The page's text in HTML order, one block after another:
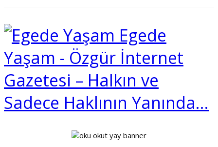
Egede
Yaşam - Özgür İnternet
Gazetesi – Halkın ve
Sadece Haklının Yanında…